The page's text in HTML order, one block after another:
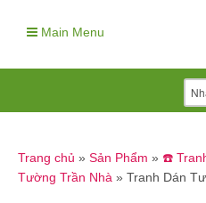
Main Menu
Trang chủ » Sản Phẩm » ☎️
Tường Trần Nhà » Tranh Dán